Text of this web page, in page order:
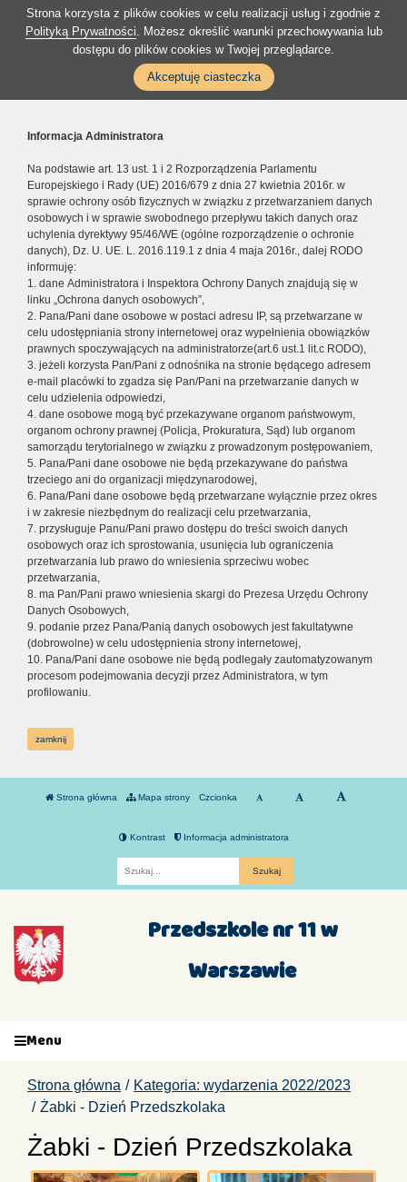
Strona korzysta z plików cookies w celu realizacji usług i zgodnie z
Polityką Prywatności. Możesz określić warunki przechowywania lub
dostępu do plików cookies w Twojej przeglądarce.
Akceptuję ciasteczka
Informacja Administratora
Na podstawie art. 13 ust. 1 i 2 Rozporządzenia Parlamentu
Europejskiego i Rady (UE) 2016/679 z dnia 27 kwietnia 2016r. w
sprawie ochrony osób fizycznych w związku z przetwarzaniem danych
osobowych i w sprawie swobodnego przepływu takich danych oraz
uchylenia dyrektywy 95/46/WE (ogólne rozporządzenie o ochronie
danych), Dz. U. UE. L. 2016.119.1 z dnia 4 maja 2016r., dalej RODO
informuję:
1. dane Administratora i Inspektora Ochrony Danych znajdują się w
linku „Ochrona danych osobowych”,
2. Pana/Pani dane osobowe w postaci adresu IP, są przetwarzane w
celu udostępniania strony internetowej oraz wypełnienia obowiązków
prawnych spoczywających na administratorze(art.6 ust.1 lit.c RODO),
3. jeżeli korzysta Pan/Pani z odnośnika na stronie będącego adresem
e-mail placówki to zgadza się Pan/Pani na przetwarzanie danych w
celu udzielenia odpowiedzi,
4. dane osobowe mogą być przekazywane organom państwowym,
organom ochrony prawnej (Policja, Prokuratura, Sąd) lub organom
samorządu terytorialnego w związku z prowadzonym postępowaniem,
5. Pana/Pani dane osobowe nie będą przekazywane do państwa
trzeciego ani do organizacji międzynarodowej,
6. Pana/Pani dane osobowe będą przetwarzane wyłącznie przez okres
i w zakresie niezbędnym do realizacji celu przetwarzania,
7. przysługuje Panu/Pani prawo dostępu do treści swoich danych
osobowych oraz ich sprostowania, usunięcia lub ograniczenia
przetwarzania lub prawo do wniesienia sprzeciwu wobec
przetwarzania,
8. ma Pan/Pani prawo wniesienia skargi do Prezesa Urzędu Ochrony
Danych Osobowych,
9. podanie przez Pana/Panią danych osobowych jest fakultatywne
(dobrowolne) w celu udostępnienia strony internetowej,
10. Pana/Pani dane osobowe nie będą podlegały zautomatyzowanym
procesom podejmowania decyzji przez Administratora, w tym
profilowaniu.
zamknij
Strona główna Mapa strony Czcionka
Kontrast Informacja administratora
Przedszkole nr 11 w
Warszawie
Menu
Strona główna
Kategoria: wydarzenia 2022/2023
Żabki - Dzień Przedszkolaka
Żabki - Dzień Przedszkolaka